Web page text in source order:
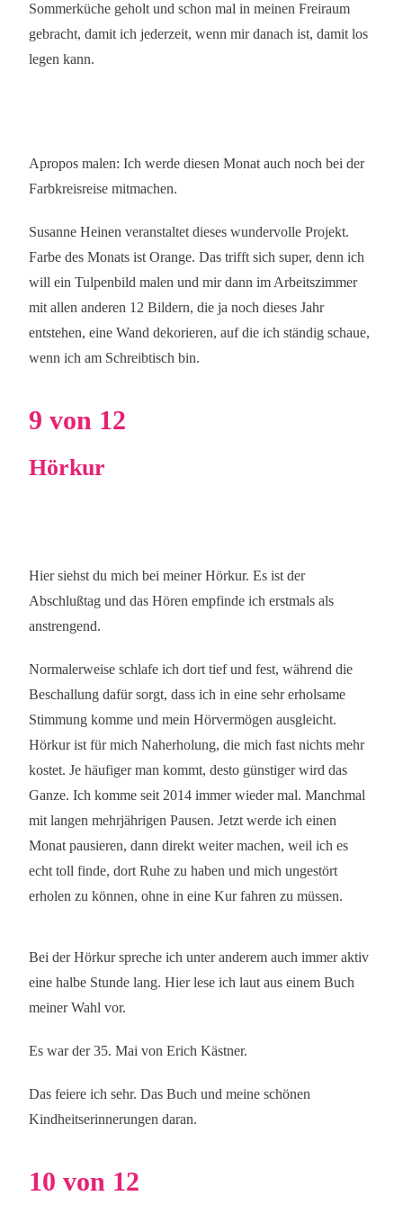
Sommerküche geholt und schon mal in meinen Freiraum
gebracht, damit ich jederzeit, wenn mir danach ist, damit los
legen kann.
Apropos malen: Ich werde diesen Monat auch noch bei der
Farbkreisreise mitmachen.
Susanne Heinen veranstaltet dieses wundervolle Projekt.
Farbe des Monats ist Orange. Das trifft sich super, denn ich
will ein Tulpenbild malen und mir dann im Arbeitszimmer
mit allen anderen 12 Bildern, die ja noch dieses Jahr
entstehen, eine Wand dekorieren, auf die ich ständig schaue,
wenn ich am Schreibtisch bin.
9 von 12
Hörkur
Hier siehst du mich bei meiner Hörkur. Es ist der
Abschlußtag und das Hören empfinde ich erstmals als
anstrengend.
Normalerweise schlafe ich dort tief und fest, während die
Beschallung dafür sorgt, dass ich in eine sehr erholsame
Stimmung komme und mein Hörvermögen ausgleicht.
Hörkur ist für mich Naherholung, die mich fast nichts mehr
kostet. Je häufiger man kommt, desto günstiger wird das
Ganze. Ich komme seit 2014 immer wieder mal. Manchmal
mit langen mehrjährigen Pausen. Jetzt werde ich einen
Monat pausieren, dann direkt weiter machen, weil ich es
echt toll finde, dort Ruhe zu haben und mich ungestört
erholen zu können, ohne in eine Kur fahren zu müssen.
Bei der Hörkur spreche ich unter anderem auch immer aktiv
eine halbe Stunde lang. Hier lese ich laut aus einem Buch
meiner Wahl vor.
Es war der 35. Mai von Erich Kästner.
Das feiere ich sehr. Das Buch und meine schönen
Kindheitserinnerungen daran.
10 von 12